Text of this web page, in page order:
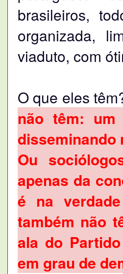
brasileiros,
organizada,
viaduto, com
O que eles
não têm: um
disseminando
Ou
apenas da
é na
também não
ala do
em grau de